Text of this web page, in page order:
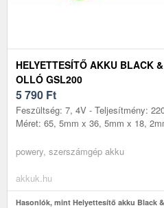
HELYETTESÍTŐ AKKU BLACK
OLLÓ GSL200
5 790 Ft
Feszültség: 7, 4V - Teljesítmény:
Méret: 65, 5mm x 36, 5mm x 18,
powery, szerszámgép akku
akkuk.hu
Hasonlók, mint Helyettesítő akku Black